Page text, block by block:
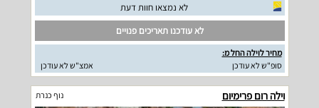
לא נמצאו חוות דעת
לא עודכנו תאריכים פנויים
מחיר לוילה החל מ:
סופ"ש לא עודכן
אמצ"ש לא עודכן
וילה רום פרימיום נוף כנרת